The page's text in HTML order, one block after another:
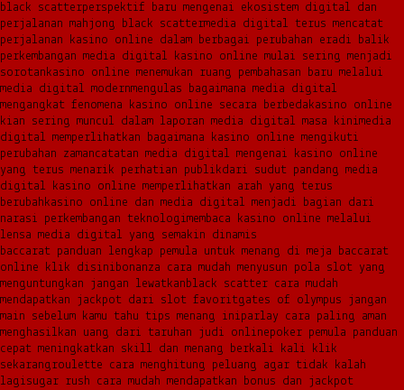
black scatterperspektif baru mengenai ekosistem digital dan
perjalanan mahjong black scattermedia digital terus mencatat
perjalanan kasino online dalam berbagai perubahan eradi balik
perkembangan media digital kasino online mulai sering menjadi
sorotankasino online menemukan ruang pembahasan baru melalui
media digital modernmengulas bagaimana media digital
mengangkat fenomena kasino online secara berbedakasino online
kian sering muncul dalam laporan media digital masa kinimedia
digital memperlihatkan bagaimana kasino online mengikuti
perubahan zamancatatan media digital mengenai kasino online
yang terus menarik perhatian publikdari sudut pandang media
digital kasino online memperlihatkan arah yang terus
berubahkasino online dan media digital menjadi bagian dari
narasi perkembangan teknologimembaca kasino online melalui
lensa media digital yang semakin dinamis
baccarat panduan lengkap pemula untuk menang di meja baccarat
online klik disinibonanza cara mudah menyusun pola slot yang
menguntungkan jangan lewatkanblack scatter cara mudah
mendapatkan jackpot dari slot favoritgates of olympus jangan
main sebelum kamu tahu tips menang iniparlay cara paling aman
menghasilkan uang dari taruhan judi onlinepoker pemula panduan
cepat meningkatkan skill dan menang berkali kali klik
sekarangroulette cara menghitung peluang agar tidak kalah
lagisugar rush cara mudah mendapatkan bonus dan jackpot